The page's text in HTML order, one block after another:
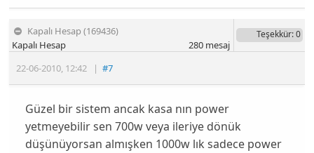
Kapalı Hesap (169436)
22-06-2010, 12:42 |#7
Kapalı Hesap
Teşekkür: 0
280mesaj
Güzel bir sistem ancak kasa nın power
yetmeyebilir sen 700w veya ileriye dönük
düşünüyorsan almışken 1000w lık sadece power